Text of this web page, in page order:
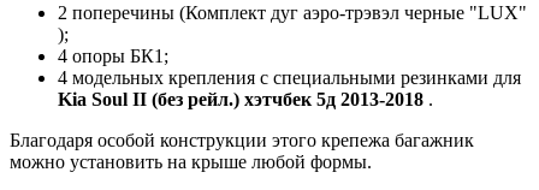
2 поперечины (Комплект дуг аэро-трэвэл черные "LUX"
);
4 опоры БК1;
4 модельных крепления с специальными резинками для
Kia Soul II (без рейл.) хэтчбек 5д 2013-2018 .
Благодаря особой конструкции этого крепежа багажник
можно установить на крыше любой формы.